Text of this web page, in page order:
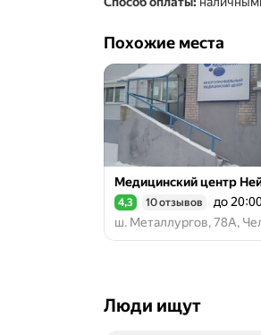
Похожие места
Рейтинг 4,3 из 5
4,3 10 отзывов
до
Люди ищут